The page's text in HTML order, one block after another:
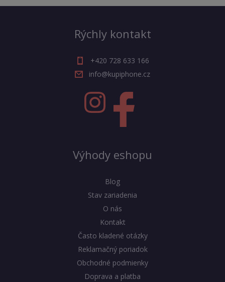
Rýchly kontakt
+420 728 633 166
info@kupiphone.cz
Výhody eshopu
Blog
Stav zariadenia
O nás
Kontakt
Často kladené otázky
Reklamačný poriadok
Obchodné podmienky
Doprava a platba